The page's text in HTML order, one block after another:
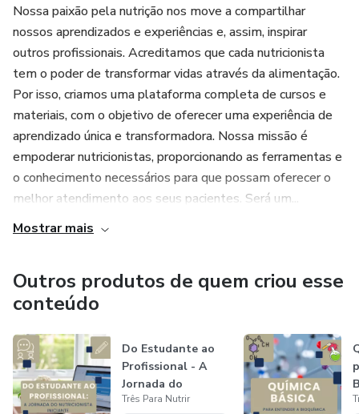
Nossa paixão pela nutrição nos move a compartilhar
nossos aprendizados e experiências e, assim, inspirar
outros profissionais. Acreditamos que cada nutricionista
tem o poder de transformar vidas através da alimentação.
Por isso, criamos uma plataforma completa de cursos e
materiais, com o objetivo de oferecer uma experiência de
aprendizado única e transformadora. Nossa missão é
empoderar nutricionistas, proporcionando as ferramentas e
o conhecimento necessários para que possam oferecer o
melhor atendimento aos seus pacientes. Será um...
Mostrar mais
Outros produtos de quem criou esse
conteúdo
Do Estudante ao
Profissional - A
Jornada do
Nutricionista In...
Três Para Nutrir